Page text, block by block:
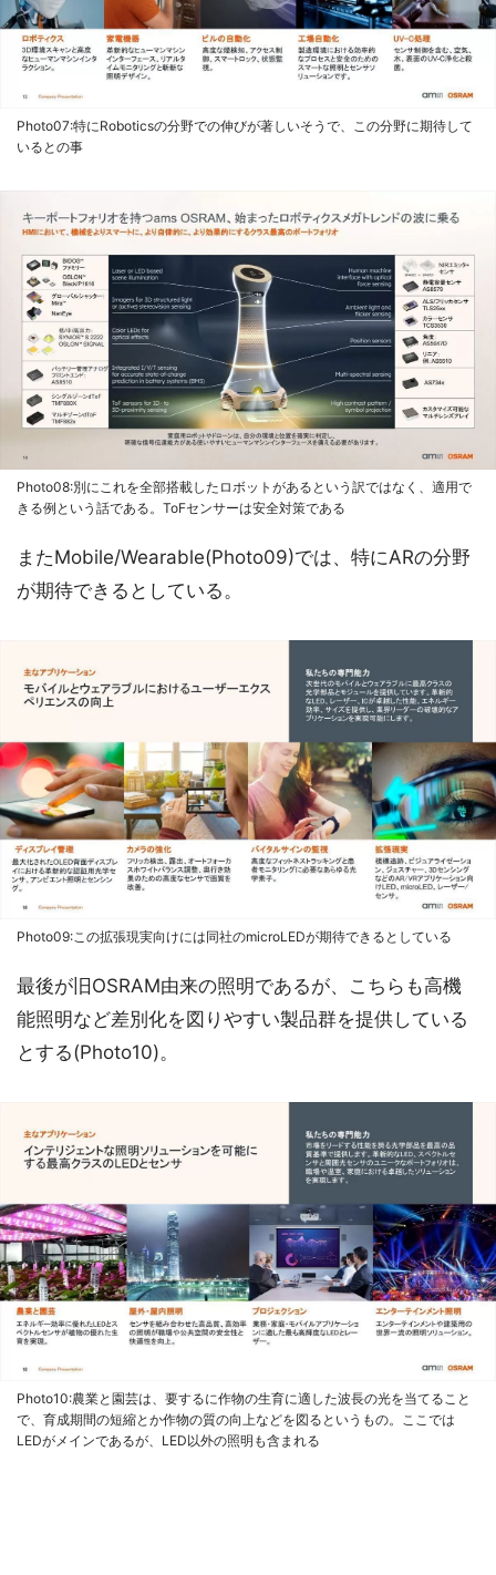
Photo07:特にRoboticsの分野での伸びが著しいそうで、この分野に期待して
いるとの事
Photo08:別にこれを全部搭載したロボットがあるという訳ではなく、適用で
きる例という話である。ToFセンサーは安全対策である
またMobile/Wearable(Photo09)では、特にARの分野
が期待できるとしている。
Photo09:この拡張現実向けには同社のmicroLEDが期待できるとしている
最後が旧OSRAM由来の照明であるが、こちらも高機
能照明など差別化を図りやすい製品群を提供している
とする(Photo10)。
Photo10:農業と園芸は、要するに作物の生育に適した波長の光を当てること
で、育成期間の短縮とか作物の質の向上などを図るというもの。ここでは
LEDがメインであるが、LED以外の照明も含まれる